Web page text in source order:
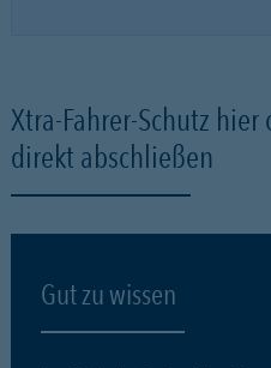
Xtra-Fahrer-Schutz
direkt abschließen
Gut zu wissen